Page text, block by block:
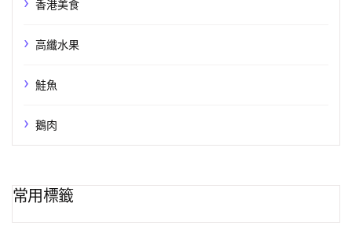
香港美食
高纖水果
鮭魚
鵝肉
常用標籤